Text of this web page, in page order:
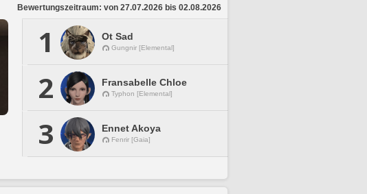
Bewertungszeitraum: von 27.07.2026 bis 02.08.2026
1 Ot Sad
Gungnir [Elemental]
2 Fransabelle Chloe
Typhon [Elemental]
3 Ennet Akoya
Fenrir [Gaia]